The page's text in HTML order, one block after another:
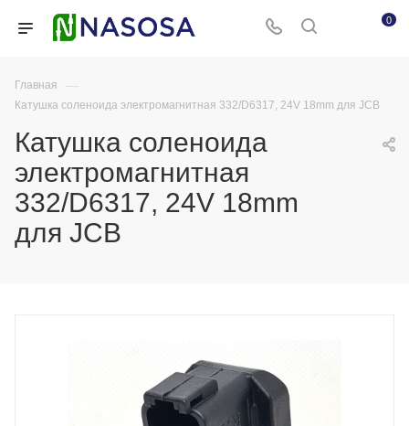
0
Главная —
Катушка соленоида электромагнитная 332/D6317, 24V 18mm для JCB
Катушка соленоида
электромагнитная
332/D6317, 24V 18mm
для JCB